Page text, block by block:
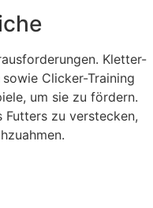
Kletter-
Clicker-Training
um sie zu fördern.
Futters zu verstecken,